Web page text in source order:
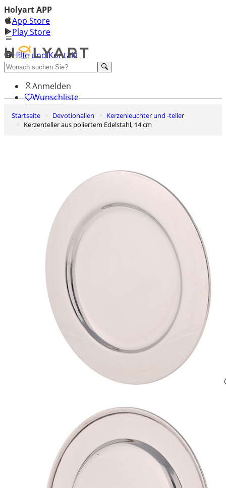
Holyart APP
App Store
Play Store
Hilfe und Kontakt
Entdecken Sie Premium
Anmelden
Wunschliste
0
Warenkorb
Startseite Devotionalien
Kerzenleuchter und -teller
Kerzenteller aus poliertem Edelstahl, 14 cm